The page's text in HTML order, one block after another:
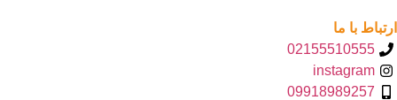
ارتباط با ما
02155510555
instagram
09918989257